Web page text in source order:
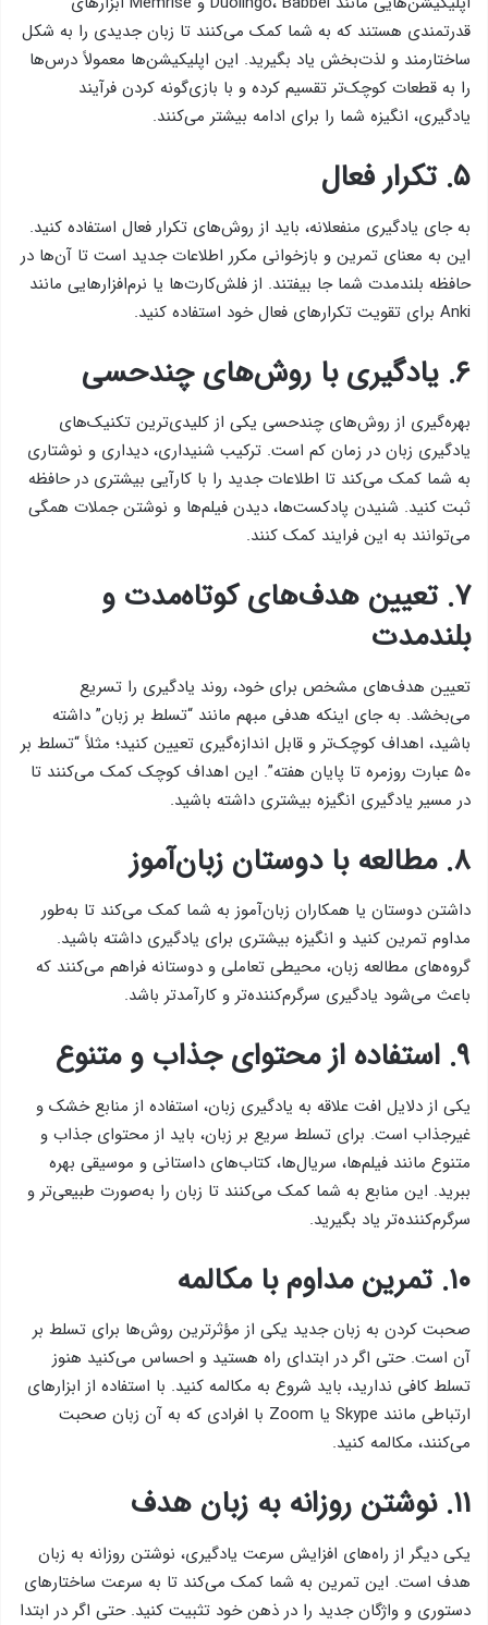
قدرتمندی هستند که به شما کمک می‌کنند تا زبان جدیدی را به شکل
ساختارمند و لذت‌بخش یاد بگیرید. این اپلیکیشن‌ها معمولاً درس‌ها
را به قطعات کوچک‌تر تقسیم کرده و با بازی‌گونه کردن فرآیند
یادگیری، انگیزه شما را برای ادامه بیشتر می‌کنند.
۵. تکرار فعال
به جای یادگیری منفعلانه، باید از روش‌های تکرار فعال استفاده کنید.
این به معنای تمرین و بازخوانی مکرر اطلاعات جدید است تا آن‌ها در
حافظه بلندمدت شما جا بیفتند. از فلش‌کارت‌ها یا نرم‌افزارهایی مانند
Anki برای تقویت تکرارهای فعال خود استفاده کنید.
۶. یادگیری با روش‌های چندحسی
بهره‌گیری از روش‌های چندحسی یکی از کلیدی‌ترین تکنیک‌های
یادگیری زبان در زمان کم است. ترکیب شنیداری، دیداری و نوشتاری
به شما کمک می‌کند تا اطلاعات جدید را با کارآیی بیشتری در حافظه
ثبت کنید. شنیدن پادکست‌ها، دیدن فیلم‌ها و نوشتن جملات همگی
می‌توانند به این فرایند کمک کنند.
۷. تعیین هدف‌های کوتاه‌مدت و
بلندمدت
تعیین هدف‌های مشخص برای خود، روند یادگیری را تسریع
می‌بخشد. به جای اینکه هدفی مبهم مانند “تسلط بر زبان” داشته
باشید، اهداف کوچک‌تر و قابل اندازه‌گیری تعیین کنید؛ مثلاً “تسلط بر
۵۰ عبارت روزمره تا پایان هفته”. این اهداف کوچک کمک می‌کنند تا
در مسیر یادگیری انگیزه بیشتری داشته باشید.
۸. مطالعه با دوستان زبان‌آموز
داشتن دوستان یا همکاران زبان‌آموز به شما کمک می‌کند تا به‌طور
مداوم تمرین کنید و انگیزه بیشتری برای یادگیری داشته باشید.
گروه‌های مطالعه زبان، محیطی تعاملی و دوستانه فراهم می‌کنند که
باعث می‌شود یادگیری سرگرم‌کننده‌تر و کارآمدتر باشد.
۹. استفاده از محتوای جذاب و متنوع
یکی از دلایل افت علاقه به یادگیری زبان، استفاده از منابع خشک و
غیرجذاب است. برای تسلط سریع بر زبان، باید از محتوای جذاب و
متنوع مانند فیلم‌ها، سریال‌ها، کتاب‌های داستانی و موسیقی بهره
ببرید. این منابع به شما کمک می‌کنند تا زبان را به‌صورت طبیعی‌تر و
سرگرم‌کننده‌تر یاد بگیرید.
۱۰. تمرین مداوم با مکالمه
صحبت کردن به زبان جدید یکی از مؤثرترین روش‌ها برای تسلط بر
آن است. حتی اگر در ابتدای راه هستید و احساس می‌کنید هنوز
تسلط کافی ندارید، باید شروع به مکالمه کنید. با استفاده از ابزارهای
ارتباطی مانند Skype یا Zoom با افرادی که به آن زبان صحبت
می‌کنند، مکالمه کنید.
۱۱. نوشتن روزانه به زبان هدف
یکی دیگر از راه‌های افزایش سرعت یادگیری، نوشتن روزانه به زبان
هدف است. این تمرین به شما کمک می‌کند تا به سرعت ساختارهای
دستوری و واژگان جدید را در ذهن خود تثبیت کنید. حتی اگر در ابتدا